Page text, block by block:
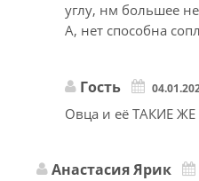
углу, нм большее
А, нет способна
Гость
Овца и её ТАКИЕ
Анастасия Ярик